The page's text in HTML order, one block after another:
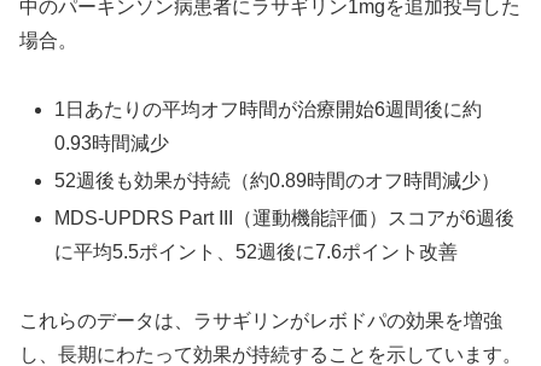
中のパーキンソン病患者にラサギリン1mgを追加投与した
場合。
1日あたりの平均オフ時間が治療開始6週間後に約
0.93時間減少
52週後も効果が持続（約0.89時間のオフ時間減少）
MDS-UPDRS Part III（運動機能評価）スコアが6週後
に平均5.5ポイント、52週後に7.6ポイント改善
これらのデータは、ラサギリンがレボドパの効果を増強
し、長期にわたって効果が持続することを示しています。